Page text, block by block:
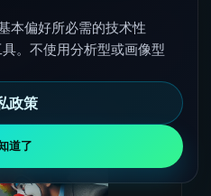
歌词
本偏好所必需的技术性
。不使用分析型或画像型
政策
道了